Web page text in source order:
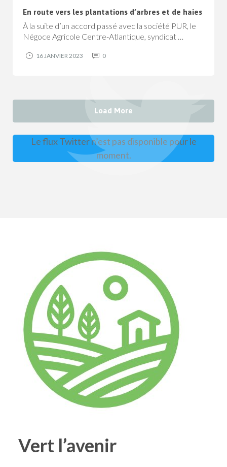
En route vers les plantations d’arbres et de haies
À la suite d’un accord passé avec la société PUR, le
Négoce Agricole Centre-Atlantique, syndicat …
16 JANVIER 2023 0
Load More
Le flux Twitter n’est pas disponible pour le
moment.
Vert l’avenir